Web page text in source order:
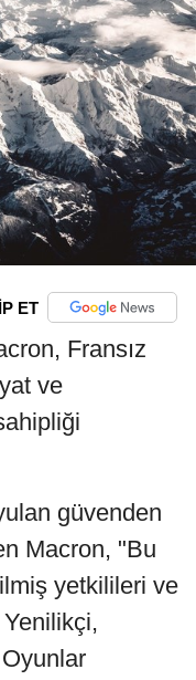
ET
Fransız
ve
güvenden
Macron, "Bu
yetkilileri ve